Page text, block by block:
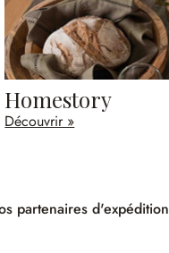
Homestory
Découvrir »
partenaires d'expédition